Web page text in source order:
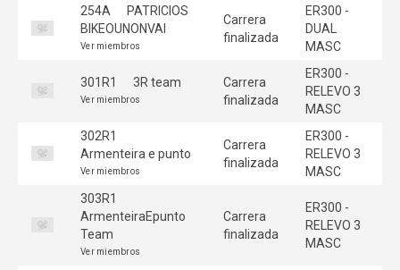
254A
PATRICIOS
BIKEOUNONVAI
Ver miembros
Carrera
finalizada
ER300 -
DUAL
MASC
301R1 3R team
Ver miembros
Carrera
finalizada
ER300 -
RELEVO 3
MASC
302R1
Armenteira e punto
Ver miembros
Carrera
finalizada
ER300 -
RELEVO 3
MASC
303R1
ArmenteiraEpunto
Team
Ver miembros
Carrera
finalizada
ER300 -
RELEVO 3
MASC